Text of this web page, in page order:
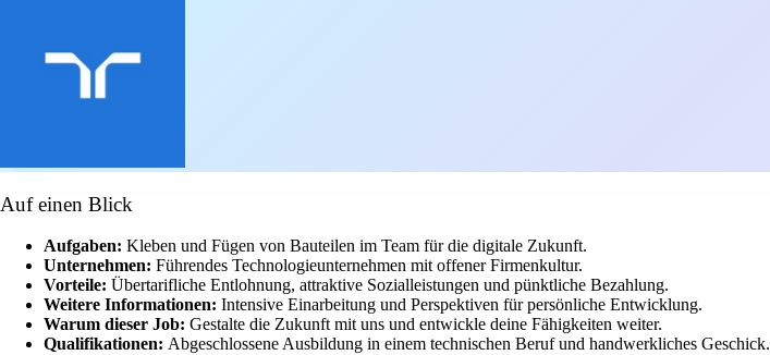
Auf einen Blick
Aufgaben: Kleben und Fügen von Bauteilen im Team für die digitale Zukunft.
Unternehmen: Führendes Technologieunternehmen mit offener Firmenkultur.
Vorteile: Übertarifliche Entlohnung, attraktive Sozialleistungen und pünktliche Bezahlung.
Weitere Informationen: Intensive Einarbeitung und Perspektiven für persönliche Entwicklung.
Warum dieser Job: Gestalte die Zukunft mit uns und entwickle deine Fähigkeiten weiter.
Qualifikationen: Abgeschlossene Ausbildung in einem technischen Beruf und handwerkliches Geschick.